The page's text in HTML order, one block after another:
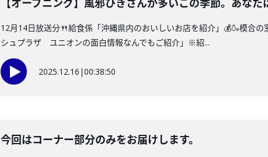
【オープニング】風邪ひきさんが多いこの季節。あなた
12月14日放送分🍴給食係「沖縄県内のおいしいお店を紹介」💰🍶模
シュプラザ ユニオンの面白情報なんでもご紹介」※紹...
2025.12.16 |00:38:50
今回はコーナー部分のみをお届けします。